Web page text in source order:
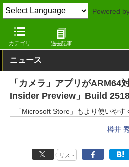
Powered by
カテゴリ 過去記事
窓の杜 システム・ファイル
ニュース
「カメラ」アプリがARM64
Insider Preview」Build
「Microsoft Store」もより使いやす
樽井
リスト